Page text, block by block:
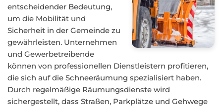
entscheidender Bedeutung,
um die Mobilität und
Sicherheit in der Gemeinde zu
gewährleisten. Unternehmen
und Gewerbetreibende
können von professionellen Dienstleistern profitieren,
die sich auf die Schneeräumung spezialisiert haben.
Durch regelmäßige Räumungsdienste wird
sichergestellt, dass Straßen, Parkplätze und Gehwege